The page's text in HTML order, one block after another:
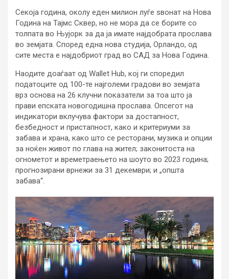
Секоја година, околу еден милион луѓе ѕвонат на Нова
Година на Тајмс Сквер, но не мора да се борите со
толпата во Њујорк за да ја имате најдобрата прослава
во земјата. Според една нова студија, Орландо, од
сите места е најдобриот град во САД за Нова Година.
Наодите доаѓаат од Wallet Hub, кој ги споредил
податоците од 100-те најголеми градови во земјата
врз основа на 26 клучни показатели за тоа што ја
прави епската новогодишна прослава. Опсегот на
индикатори вклучува фактори за достапност,
безбедност и пристапност, како и критериуми за
забава и храна, како што се ресторани, музика и опции
за ноќен живот по глава на жител; законитоста на
огнометот и времетраењето на шоуто во 2023 година;
прогнозирани врнежи за 31 декември; и „општа
забава“.